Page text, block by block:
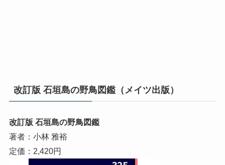
改訂版 石垣島の野鳥図鑑（メイツ出版）
改訂版 石垣島の野鳥図鑑
著者：小林 雅裕
定価：2,420円